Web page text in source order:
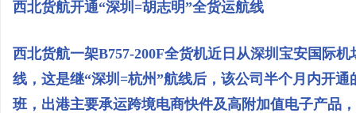
西北货航开通“深圳=胡志明”全货运航线
西北货航一架B757-200F全货机近日从深圳宝安国际
线，这是继“深圳=杭州”航线后，该公司半个月内开
班，出港主要承运跨境电商快件及高附加值电子产品